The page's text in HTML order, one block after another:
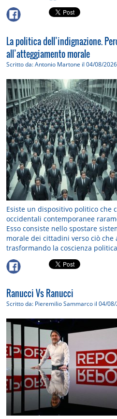
La politica dell’indignazione.
all’atteggiamento morale
Scritto da: Antonio Martone il 04/08/
Esiste un dispositivo politico che
occidentali contemporanee
Esso consiste nello spostare
morale dei cittadini verso ciò che
trasformando la coscienza
Ranucci Vs Ranucci
Scritto da: Pieremilio Sammarco il 04/